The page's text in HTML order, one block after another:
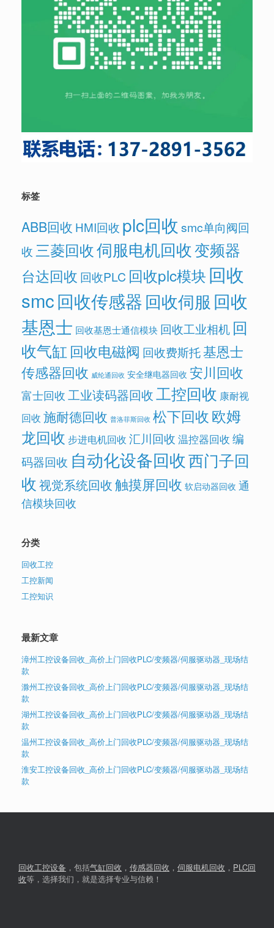
标签
ABB回收 HMI回收 plc回收 smc单向阀回
收 三菱回收伺服电机回收变频器
台达回收 回收PLC 回收plc模块 回收
smc回收传感器回收伺服 回收
基恩士 回收基恩士通信模块 回收工业相机 回
收气缸 回收电磁阀 回收费斯托基恩士
传感器回收 威纶通回收 安全继电器回收 安川回收
富士回收 工业读码器回收工控回收 康耐视
回收 施耐德回收 普洛菲斯回收 松下回收欧姆
龙回收 步进电机回收 汇川回收 温控器回收 编
码器回收 自动化设备回收西门子回
收视觉系统回收触摸屏回收 软启动器回收 通
信模块回收
分类
回收工控
工控新闻
工控知识
最新文章
漳州工控设备回收_高价上门回收PLC/变频器/伺服驱动器_现场结
款
滁州工控设备回收_高价上门回收PLC/变频器/伺服驱动器_现场结
款
湖州工控设备回收_高价上门回收PLC/变频器/伺服驱动器_现场结
款
温州工控设备回收_高价上门回收PLC/变频器/伺服驱动器_现场结
款
淮安工控设备回收_高价上门回收PLC/变频器/伺服驱动器_现场结
款
回收工控设备 ，包括气缸回收 ， 传感器回收 ， 伺服电机回收 ， PLC回
收等，选择我们，就是选择专业与信赖！